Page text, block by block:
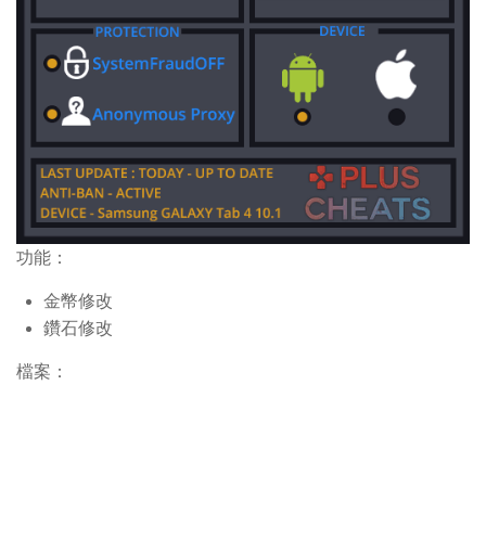
功能：
金幣修改
鑽石修改
檔案：